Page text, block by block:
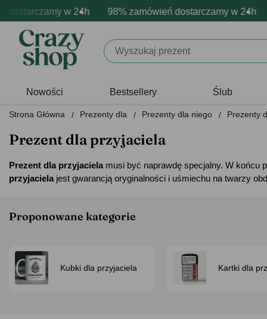
w 24h 98% zamówień dostarczamy w 24h
personalizacja produktów Profesjonalna i darmowa
emocje - zawsze udane prezenty Prezentujemy
Nowości Bestsellery Ślub
Strona Główna Prezenty dla Prezenty dla niego Prezenty
Prezent dla przyjaciela
Prezent dla przyjacielamusi być naprawdę specjalny. W końcu
przyjacielajest gwarancją oryginalności i uśmiechu na twarzy
Proponowane kategorie
Kubki dla przyjaciela Kartki dla